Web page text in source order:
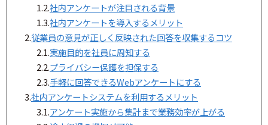
1.2.社内アンケートが注目される背景
1.3.社内アンケートを導入するメリット
2.従業員の意見が正しく反映された回答を収集するコツ
2.1.実施目的を社員に周知する
2.2.プライバシー保護を担保する
2.3.手軽に回答できるWebアンケートにする
3.社内アンケートシステムを利用するメリット
3.1.アンケート実施から集計まで業務効率が上がる